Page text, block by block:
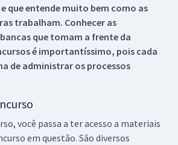
que entende muito bem como as
trabalham. Conhecer as
que tomam a frente da
é importantíssimo, pois cada
de administrar os processos
você passa a ter acesso a materiais
em questão. São diversos